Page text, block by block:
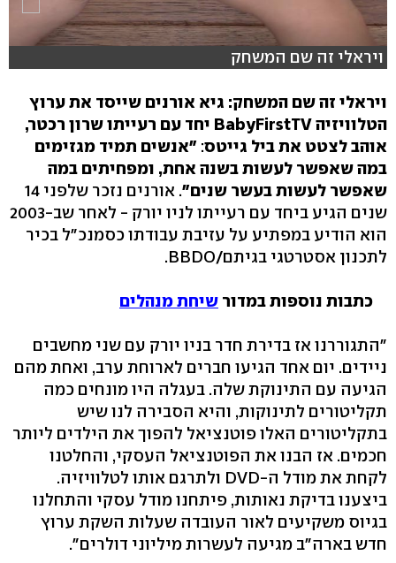
ויראלי זה שם המשחק
ויראלי זה שם המשחק: גיא אורנים שייסד את ערוץ
הטלוויזיה BabyFirstTV יחד עם רעייתו שרון רכטר,
אוהב לצטט את ביל גייטס: "אנשים תמיד מגזימים
במה שאפשר לעשות בשנה אחת, ומפחיתים במה
שאפשר לעשות בעשר שנים"
. אורנים נזכר שלפני 14
שנים הגיע ביחד עם רעייתו לניו יורק - לאחר שב-2003
הוא הודיע במפתיע על עזיבת עבודתו כסמנכ"ל בכיר
לתכנון אסטרטגי בגיתם/BBDO.
כתבות נוספות במדור שיחת מנהלים
"התגוררנו אז בדירת חדר בניו יורק עם שני מחשבים
ניידים. יום אחד הגיעו חברים לארוחת ערב, ואחת מהם
הגיעה עם התינוקת שלה. בעגלה היו מונחים כמה
תקליטורים לתינוקות, והיא הסבירה לנו שיש
בתקליטורים האלו פוטנציאל להפוך את הילדים ליותר
חכמים. אז הבנו את הפוטנציאל העסקי, והחלטנו
לקחת את מודל ה-DVD ולתרגם אותו לטלוויזיה.
ביצענו בדיקת נאותות, פיתחנו מודל עסקי והתחלנו
בגיוס משקיעים לאור העובדה שעלות השקת ערוץ
חדש בארה"ב מגיעה לעשרות מיליוני דולרים".